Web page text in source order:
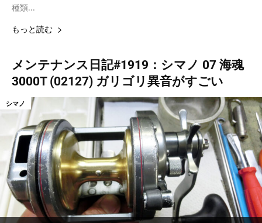
種類...
もっと読む
メンテナンス日記#1919：シマノ 07 海魂
3000T (02127) ガリゴリ異音がすごい
シマノ